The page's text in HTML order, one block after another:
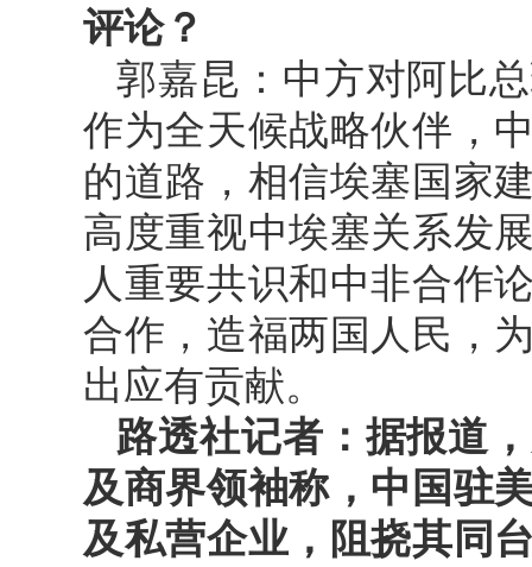
评论？
郭嘉昆：中方对阿比
作为全天候战略伙伴，
的道路，相信埃塞国家
高度重视中埃塞关系发
人重要共识和中非合作
合作，造福两国人民，
出应有贡献。
路透社记者：据报道
及商界领袖称，中国驻
及私营企业，阻挠其同